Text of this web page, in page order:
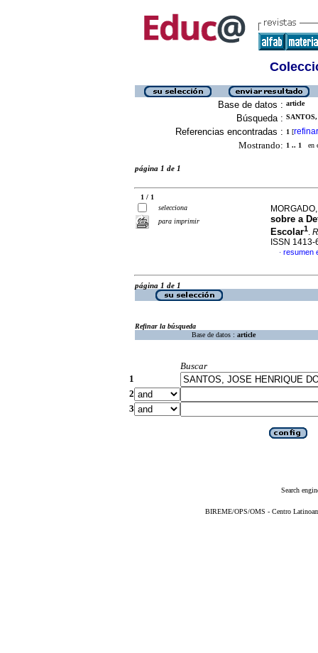
Base de datos : article
Búsqueda :
Referencias encontradas : 1 [refinar
Mostrando: 1 .. 1 en
página 1 de 1
1 / 1
selecciona
para imprimir
sobre a
Escolar1.
ISSN 1413-
· resumen
página 1 de 1
Refinar la búsqueda
Base de datos : article
Buscar
1
2
3
Search
BIREME/OPS/OMS - Centro